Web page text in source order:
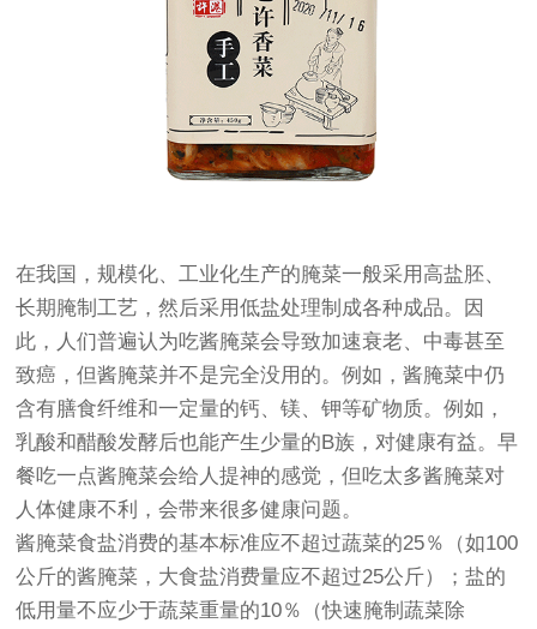
在我国，规模化、工业化生产的腌菜一般采用高盐胚、
长期腌制工艺，然后采用低盐处理制成各种成品。因
此，人们普遍认为吃酱腌菜会导致加速衰老、中毒甚至
致癌，但酱腌菜并不是完全没用的。例如，酱腌菜中仍
含有膳食纤维和一定量的钙、镁、钾等矿物质。例如，
乳酸和醋酸发酵后也能产生少量的B族，对健康有益。早
餐吃一点酱腌菜会给人提神的感觉，但吃太多酱腌菜对
人体健康不利，会带来很多健康问题。
酱腌菜食盐消费的基本标准应不超过蔬菜的25％（如100
公斤的酱腌菜，大食盐消费量应不超过25公斤）；盐的
低用量不应少于蔬菜重量的10％（快速腌制蔬菜除